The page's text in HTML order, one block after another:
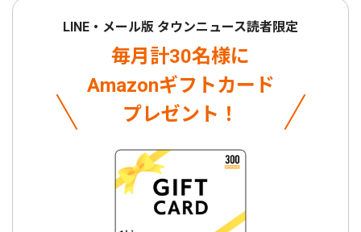
LINE・メール版 タウンニュース読者限定
毎月計30名様に
Amazonギフトカード
プレゼント！